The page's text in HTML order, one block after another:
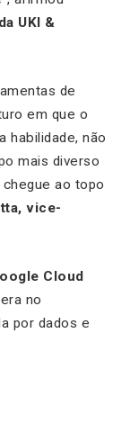
UKI &
de
em que o
habilidade, não
mais diverso
ao topo
vice-
Cloud
no
por dados e